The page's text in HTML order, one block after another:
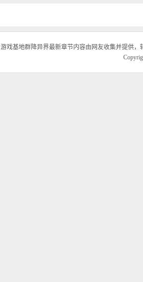
游戏基地群降异界最新章节内容由网友收集并提供